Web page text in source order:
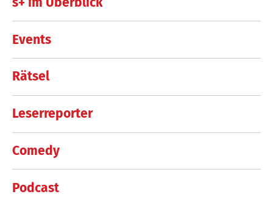
Events
Rätsel
Leserreporter
Comedy
Podcast